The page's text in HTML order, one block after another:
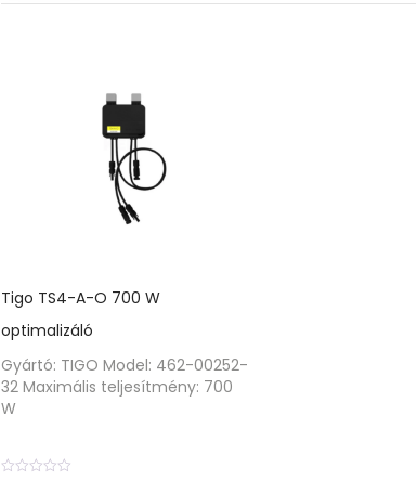
Tigo TS4-A-O 700 W
optimalizáló
Gyártó: TIGO Model: 462-00252-
32 Maximális teljesítmény: 700
W